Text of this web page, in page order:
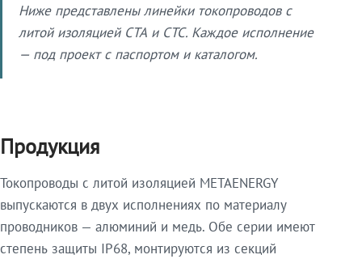
Ниже представлены линейки токопроводов с
литой изоляцией СТА и СТС. Каждое исполнение
— под проект с паспортом и каталогом.
Продукция
Токопроводы с литой изоляцией METAENERGY
выпускаются в двух исполнениях по материалу
проводников — алюминий и медь. Обе серии имеют
степень защиты IP68, монтируются из секций